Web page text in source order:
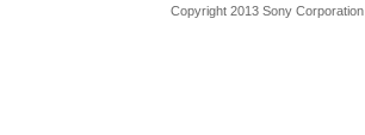
Copyright 2013 Sony Corporation